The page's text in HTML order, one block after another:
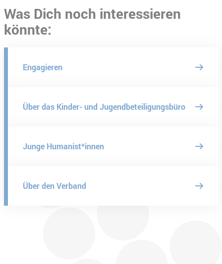
Was Dich noch interessieren
könnte:
Engagieren
Über das Kinder- und Jugendbeteiligungsbüro
Junge Humanist*innen
Über den Verband